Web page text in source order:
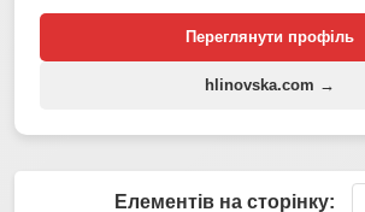
Переглянути профіль
hlinovska.com →
Елементів на сторінку: